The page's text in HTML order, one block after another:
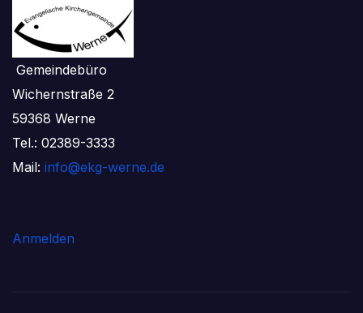
Gemeindebüro
Wichernstraße 2
59368 Werne
Tel.: 02389-3333
Mail: info@ekg-werne.de
Anmelden